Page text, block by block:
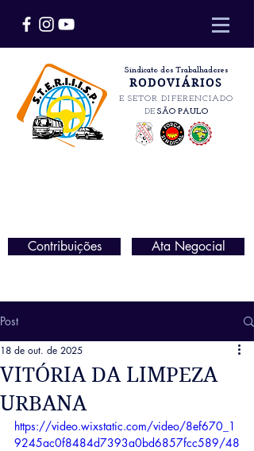
Sindicato dos Trabalhadores
RODOVIÁRIOS
E SETOR DIFERENCIADO
DE SÃO PAULO
Contribuições Ata Negocial
Post
VITÓRIA DA LIMPEZA
URBANA
18 de out. de 2025
https://video.wixstatic.com/video/8ef670_1
9245ac0f8484d7393a0bd6857fcc589/48